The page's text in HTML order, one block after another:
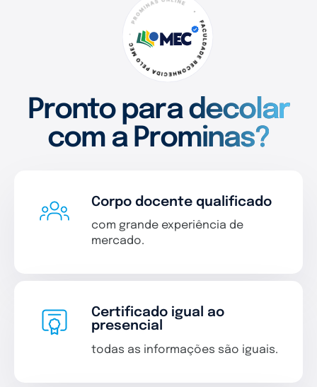
Pronto para decolar
com a Prominas?
Corpo docente qualificado
com grande experiência de
mercado.
Certificado igual ao
presencial
todas as informações são iguais.